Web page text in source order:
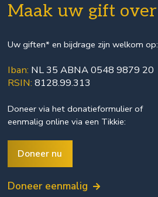
Maak uw gift over
Uw giften* en bijdrage zijn welkom op:
Iban: NL 35 ABNA 0548 9879 20
RSIN: 8128.99.313
Doneer via hetdonatieformulier of
eenmalig online via een Tikkie:
Doneer nu
Doneer eenmalig